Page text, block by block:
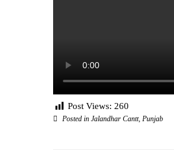
Post Views: 260
Posted in Jalandhar Cantt, Punjab